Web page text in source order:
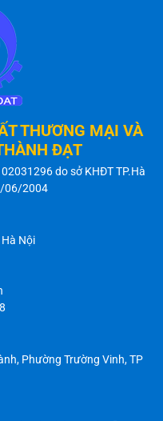
THƯƠNG MẠI VÀ
ĐẠT
do sở KHĐT TP.Hà
06/2004
Nội
Phường Trường Vinh, TP